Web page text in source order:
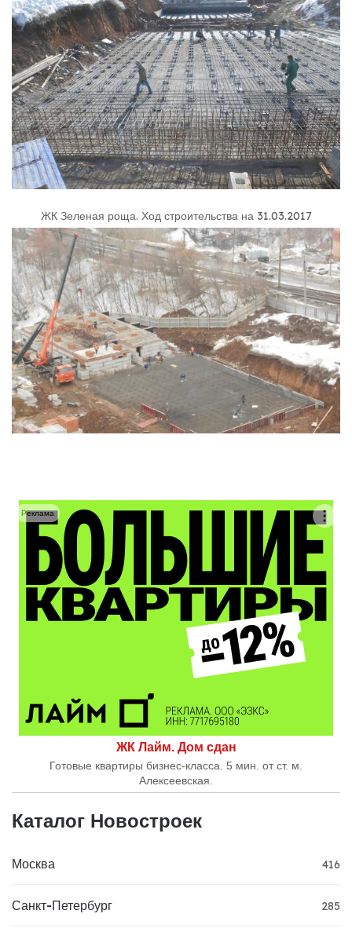
ЖК Зеленая роща. Ход строительства на 31.03.2017
ЖК Лайм. Дом сдан
Готовые квартиры бизнес-класса. 5 мин. от ст. м.
Алексеевская.
Реклама
Каталог Новостроек
Москва 416
Санкт-Петербург 285